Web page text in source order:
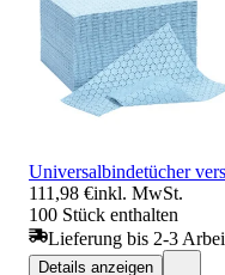
Universalbindetücher
111,98 €inkl. MwSt.
100 Stück enthalten
Lieferung bis 2-3
Details anzeigen